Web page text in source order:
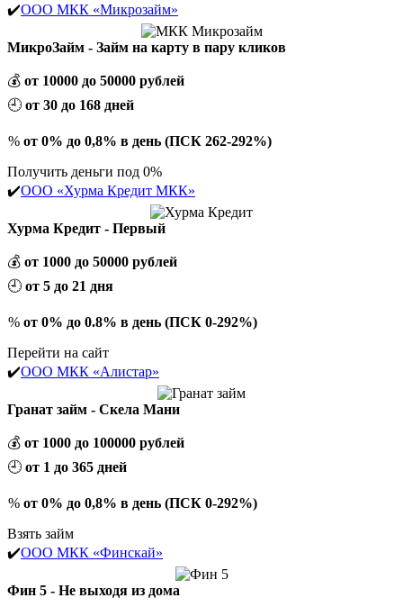
✔️ООО МКК «Микрозайм»
МикроЗайм - Займ на карту в пару кликов
💰 от 10000 до 50000 рублей
🕘 от 30 до 168 дней
% от 0% до 0,8% в день (ПСК 262-292%)
Получить деньги под 0%
✔️ООО «Хурма Кредит МКК»
Хурма Кредит - Первый
💰 от 1000 до 50000 рублей
🕘 от 5 до 21 дня
% от 0% до 0.8% в день (ПСК 0-292%)
Перейти на сайт
✔️ООО МКК «Алистар»
Гранат займ - Скела Мани
💰 от 1000 до 100000 рублей
🕘 от 1 до 365 дней
% от 0% до 0,8% в день (ПСК 0-292%)
Взять займ
✔️ООО МКК «Финскай»
Фин 5 - Не выходя из дома